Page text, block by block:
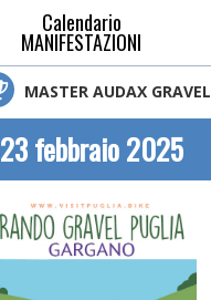
Calendario
MANIFESTAZIONI
MASTER AUDAX GRAVEL
23 febbraio 2025